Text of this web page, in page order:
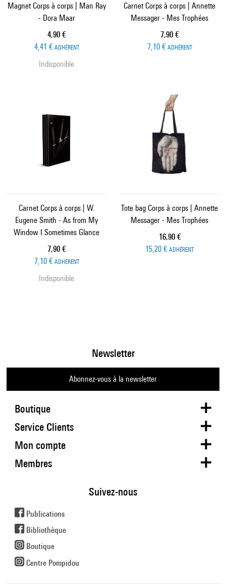
Magnet Corps à corps | Man Ray
- Dora Maar
Prix ​​actuel
4,90 €
4,41 € ADHÉRENT
Indisponible
Carnet Corps à corps | Annette
Messager - Mes Trophées
Prix ​​actuel
7,90 €
7,10 € ADHÉRENT
Carnet Corps à corps | W.
Eugene Smith - As from My
Window I Sometimes Glance
Prix ​​actuel
7,90 €
7,10 € ADHÉRENT
Indisponible
Tote bag Corps à corps | Annette
Messager - Mes Trophées
Prix ​​actuel
16,90 €
15,20 € ADHÉRENT
Boutique
Newsletter
Abonnez-vous à la newsletter
Service Clients
Mon compte
Membres
Suivez-nous
Publications
Bibliothèque
Boutique
Centre Pompidou